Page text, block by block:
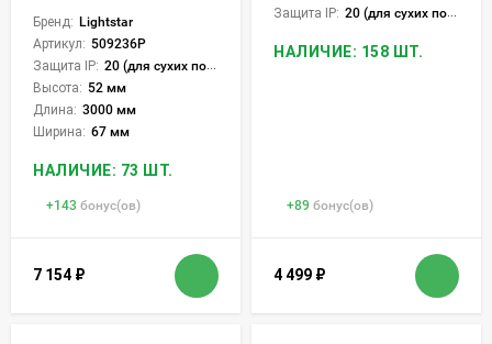
Бренд: Lightstar
Артикул: 509236P
Защита IP: 20 (для сухих пом.)
Высота: 52 мм
Длина: 3000 мм
Ширина: 67 мм
НАЛИЧИЕ: 73 ШТ.
+143 бонус(ов)
7 154 ₽
Защита IP: 20 (для сухих пом.)
НАЛИЧИЕ: 158 ШТ.
+89 бонус(ов)
4 499 ₽